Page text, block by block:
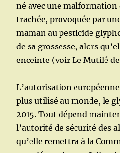
né avec une malformation
trachée, provoquée par
maman au pesticide
de sa grossesse, alors
enceinte (voir Le Mutilé
L’autorisation
plus utilisé au monde, le
2015. Tout dépend
l’autorité de sécurité des
qu’elle remettra à la